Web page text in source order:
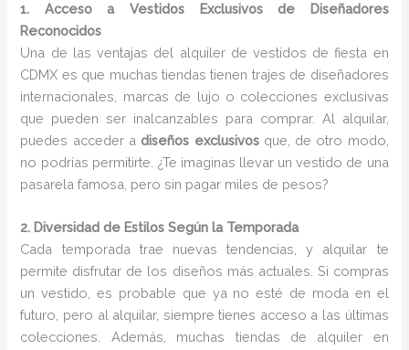
1. Acceso a Vestidos Exclusivos de Diseñadores
Reconocidos
Una de las ventajas del alquiler de vestidos de fiesta en
CDMX es que muchas tiendas tienen trajes de diseñadores
internacionales, marcas de lujo o colecciones exclusivas
que pueden ser inalcanzables para comprar. Al alquilar,
puedes acceder adiseños exclusivosque, de otro modo,
no podrías permitirte. ¿Te imaginas llevar un vestido de una
pasarela famosa, pero sin pagar miles de pesos?
2. Diversidad de Estilos Según la Temporada
Cada temporada trae nuevas tendencias, y alquilar te
permite disfrutar de los diseños más actuales. Si compras
un vestido, es probable que ya no esté de moda en el
futuro, pero al alquilar, siempre tienes acceso a las últimas
colecciones. Además, muchas tiendas de alquiler en